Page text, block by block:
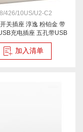
426/10US/U2-C2
关插座 淳逸 粉铂金 带
充电插座 五孔带USB
插座
加入清单